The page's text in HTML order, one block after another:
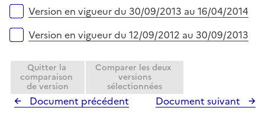
eVersion en vigueur du 30/09/2013 au 16/04/2014
Version en vigueur du 12/09/2012 au 30/09/2013
Quitter la
comparaison
de version
Comparer les deux
versions
sélectionnées
Document précédent Document suivant